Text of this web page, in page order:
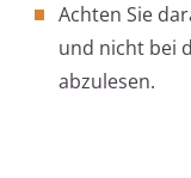
Achten Sie
und nicht bei
abzulesen.